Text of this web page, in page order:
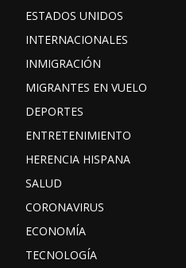
ESTADOS UNIDOS
INTERNACIONALES
INMIGRACIÓN
MIGRANTES EN VUELO
DEPORTES
ENTRETENIMIENTO
HERENCIA HISPANA
SALUD
CORONAVIRUS
ECONOMÍA
TECNOLOGÍA